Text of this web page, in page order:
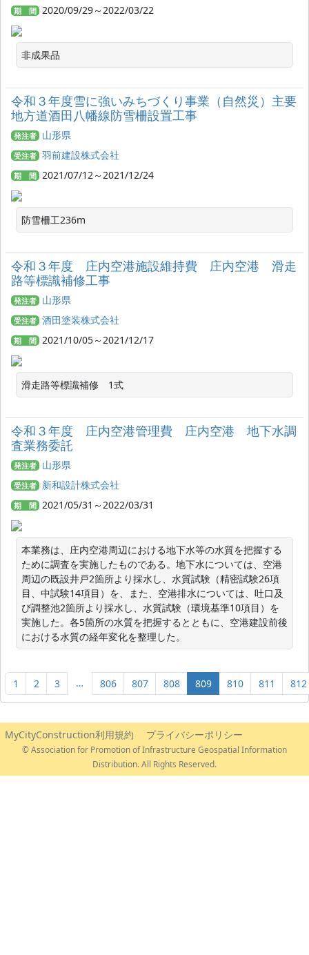
期 間 2020/09/29～2022/03/22
非成果品
令和３年度雪に強いみちづくり事業（自然災）主要
地方道酒田八幡線防雪柵設置工事
発注者 山形県
受注者 羽前建設株式会社
期 間 2021/07/12～2021/12/24
防雪柵工236m
令和３年度 庄内空港施設維持費 庄内空港 滑走
路等標識補修工事
発注者 山形県
受注者 酒田塗装株式会社
期 間 2021/10/05～2021/12/17
滑走路等標識補修　1式
令和３年度 庄内空港管理費 庄内空港 地下水調
査業務委託
発注者 山形県
受注者 新和設計株式会社
期 間 2021/05/31～2022/03/31
本業務は、庄内空港周辺における地下水等の水質を把握する
ために調査を実施したものである。地下水については、空港
周辺の既設井戸2箇所より採水し、水質試験（精密試験26項
目、中試験14項目）を、また、空港排水については、吐口及
び調整池2箇所より採水し、水質試験（環境基準10項目）を
実施した。各5箇所の水質を把握するとともに、空港建設前後
における水質の経年変化を整理した。
1 2 3 … 806 807 808 809 810 811 812
MyCityConstruction利用規約 プライバシーポリシー
© Association for Promotion of Infrastructure Geospatial Information
Distribution. All Rights Reserved.